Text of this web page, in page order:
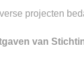
projecten
van